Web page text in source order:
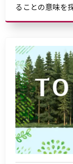
ることの意味を